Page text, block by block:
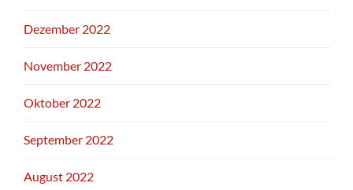
Dezember 2022
November 2022
Oktober 2022
September 2022
August 2022